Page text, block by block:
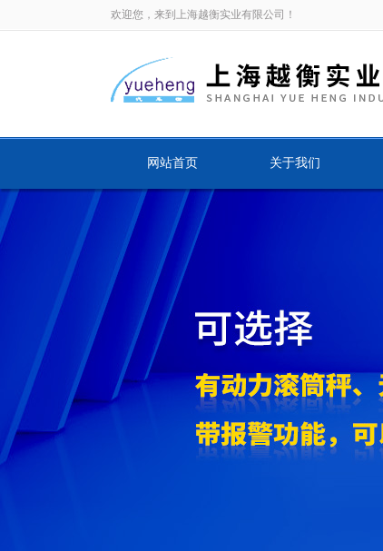
欢迎您，来到上海越衡实业有限公司！
网站首页 关于我们